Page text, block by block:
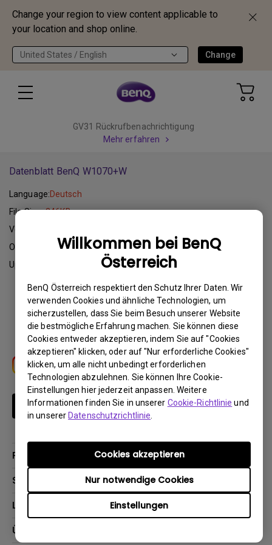
Change your region to view content applicable to
your location and shop online.
United States / English Change
Willkommen bei BenQ
Österreich
BenQ Österreich respektiert den Schutz Ihrer Daten. Wir
verwenden Cookies und ähnliche Technologien, um
sicherzustellen, dass Sie beim Besuch unserer Website
die bestmögliche Erfahrung machen. Sie können diese
Cookies entweder akzeptieren, indem Sie auf "Cookies
akzeptieren" klicken, oder auf "Nur erforderliche Cookies"
klicken, um alle nicht unbedingt erforderlichen
Technologien abzulehnen. Sie können Ihre Cookie-
Einstellungen hier jederzeit anpassen. Weitere
Informationen finden Sie in unserer Cookie-Richtlinie und
in unsererDatenschutzrichtlinie
Einstellungen
Nur notwendige Cookies
Cookies akzeptieren
GV31 Rückrufbenachrichtigung
Mehr erfahren
Datenblatt BenQ W1070+W
Language:Deutsch
File Size:246KB
Version:
Operating System:
Update:
Download
Newsletter abonnieren
Produkte
Monitore
Support
Garantie
Lösungen
Für Bildungsstätten
Über BenQ